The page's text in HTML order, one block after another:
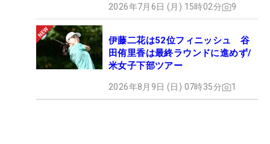
2026年7月6日 (月) 15時02分 9
伊藤二花は52位フィニッシュ 谷
田侑里香は最終ラウンドに進めず/
米女子下部ツアー
2026年8月9日 (日) 07時35分 1